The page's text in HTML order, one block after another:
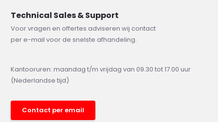
Technical Sales & Support
Voor vragen en offertes adviseren wij contact
per e-mail voor de snelste afhandeling.
Kantooruren: maandag t/m vrijdag van 09.30 tot 17.00 uur
(Nederlandse tijd)
Contact per email